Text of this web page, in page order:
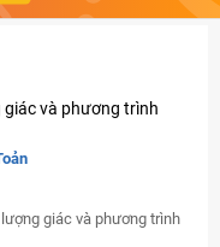
giác và phương trình
giác và phương trình